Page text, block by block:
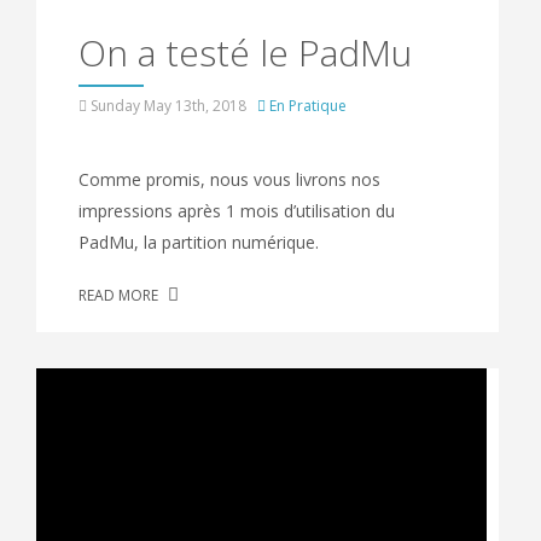
On a testé le PadMu
Sunday May 13th, 2018 En Pratique
Comme promis, nous vous livrons nos
impressions après 1 mois d’utilisation du
PadMu, la partition numérique.
READ MORE